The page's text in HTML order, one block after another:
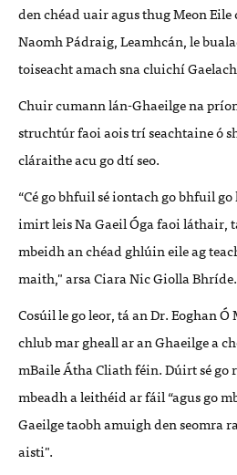
den chéad uair agus thug Meon
Naomh Pádraig, Leamhcán, le
toiseacht amach sna cluichí
Chuir cumann lán-Ghaeilge na
struchtúr faoi aois trí seachtaine ó
cláraithe acu go dtí seo.
“Cé go bhfuil sé iontach go bhfuil
imirt leis Na Gaeil Óga faoi láthair,
mbeidh an chéad ghlúin eile ag
maith," arsa Ciara Nic Giolla Bhríde.
Cosúil le go leor, tá an Dr. Eoghan
chlub mar gheall ar an Ghaeilge a
mBaile Átha Cliath féin. Dúirt sé go
mbeadh a leithéid ar fáil “agus go
Gaeilge taobh amuigh den seomra
aisti".